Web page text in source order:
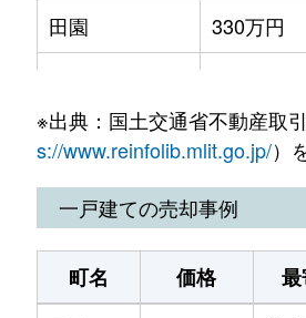
田園
330万円
田園
1,600万円
西吉野町宗川野
56万円
西吉野町和田
140万円
野原西
5,900万円
※出典：国土交通省不動産取
s://www.reinfolib.mlit.go.jp/）
一戸建ての売却事例
町名 価格